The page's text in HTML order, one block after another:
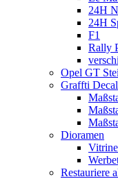
24H
24H
F1
Rally
Opel GT
Graffti
Dioramen
Restauriere